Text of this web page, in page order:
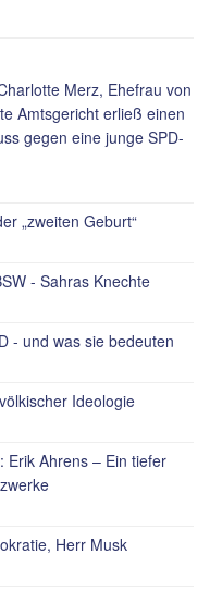
Merz, Ehefrau von
Amtsgericht erließ einen
gegen eine junge SPD-
„zweiten Geburt“
- Sahras Knechte
- und was sie bedeuten
Ideologie
Erik Ahrens – Ein tiefer
Herr Musk